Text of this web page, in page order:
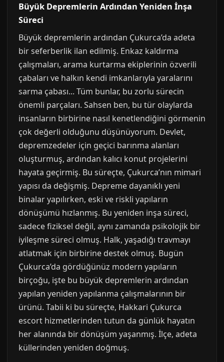
Büyük Depremlerin Ardından Yeniden İnşa
Süreci
Büyük depremlerin ardından Çukurca’da adeta
bir seferberlik ilan edilmiş. Enkaz kaldırma
çalışmaları, arama kurtarma ekiplerinin özverili
çabaları ve halkın kendi imkanlarıyla yaralarını
sarma çabası... Tüm bunlar, bu zorlu sürecin
önemli parçaları. Sahsen ben, bu tür olaylarda
insanların birbirine nasıl kenetlendiğini görmenin
çok değerli olduğunu düşünüyorum. Devlet,
depremzedeler için geçici barınma alanları
oluşturmuş, ardından kalıcı konut projelerini
hayata geçirmiş. Bu süreçte, Çukurca’nın mimari
yapısı da değişmiş. Depreme dayanıklı yeni
binalar yapılırken, eski ve riskli yapıların
dönüşümü hızlanmış. Bu yeniden inşa süreci,
sadece fiziksel değil, aynı zamanda psikolojik bir
iyileşme süreci olmuş. Halk, yaşadığı travmayı
atlatmak için birbirine destek olmuş. Bugün
Çukurca’da gördüğünüz modern yapıların
birçoğu, işte bu büyük depremlerin ardından
yapılan yeniden yapılanma çalışmalarının bir
ürünü. Tabii ki bu süreçte, Hakkari Çukurca
escort hizmetlerinden tutun da günlük hayatın
her alanında bir dönüşüm yaşanmış. İlçe, adeta
küllerinden yeniden doğmuş.